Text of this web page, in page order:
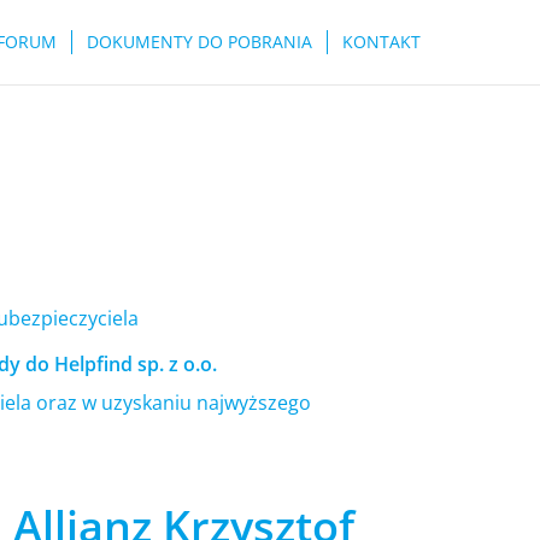
DOKUMENTY DO POBRANIA KONTAKT
do Helpfind sp. z o.o.
oraz w uzyskaniu najwyższego
Allianz Krzysztof